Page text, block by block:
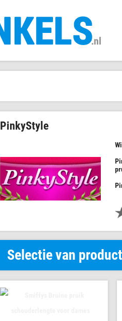
PinkyStyle
Selectie van